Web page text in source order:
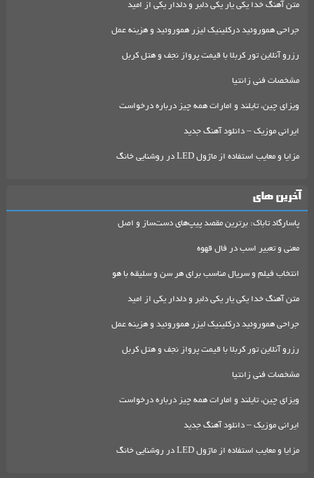
متن آهنگ خدا یکی یار یکی دلبر و دلدار یکی از امید
جراحی هموروئید درکلینیک لیزر هموروئید و هزینه عمل
رزرو آنلاین تور کربلا با قیمت پرواز نجف و هتل کربل
مشخصات فنی زانتیا
ویزای چین، تایلند و امارات همه چیز درباره درخواست
ایرانی موزیک – دانلود آهنگ جدید
مزایا و معایب استفاده از ماژول LED در روشنایی خانگ
آخرین های
پاسارگاد تاباک: برترین مقصد پیپ‌های دست‌ساز و اصل
معنی و تعبیر اسب در فال قهوه
انتخاب فیلم و سریال مناسب برای هر سن و سلیقه با هو
متن آهنگ خدا یکی یار یکی دلبر و دلدار یکی از امید
جراحی هموروئید درکلینیک لیزر هموروئید و هزینه عمل
رزرو آنلاین تور کربلا با قیمت پرواز نجف و هتل کربل
مشخصات فنی زانتیا
ویزای چین، تایلند و امارات همه چیز درباره درخواست
ایرانی موزیک – دانلود آهنگ جدید
مزایا و معایب استفاده از ماژول LED در روشنایی خانگ